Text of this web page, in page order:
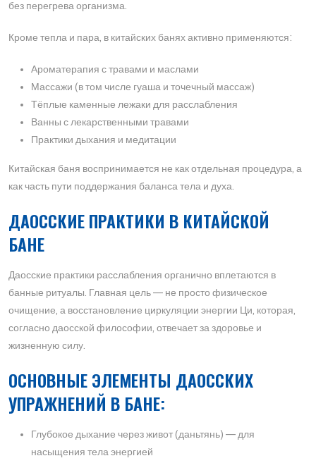
без перегрева организма.
Кроме тепла и пара, в китайских банях активно применяются:
Ароматерапия с травами и маслами
Массажи (в том числе гуаша и точечный массаж)
Тёплые каменные лежаки для расслабления
Ванны с лекарственными травами
Практики дыхания и медитации
Китайская баня воспринимается не как отдельная процедура, а
как часть пути поддержания баланса тела и духа.
ДАОССКИЕ ПРАКТИКИ В КИТАЙСКОЙ
БАНЕ
Даосские практики расслабления органично вплетаются в
банные ритуалы. Главная цель — не просто физическое
очищение, а восстановление циркуляции энергии Ци, которая,
согласно даосской философии, отвечает за здоровье и
жизненную силу.
ОСНОВНЫЕ ЭЛЕМЕНТЫ ДАОССКИХ
УПРАЖНЕНИЙ В БАНЕ:
Глубокое дыхание через живот (даньтянь) — для
насыщения тела энергией